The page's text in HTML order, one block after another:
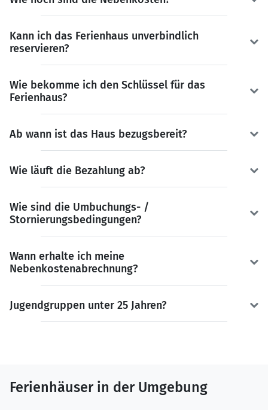
Kann ich das Ferienhaus unverbindlich
reservieren?
Wie bekomme ich den Schlüssel für das
Ferienhaus?
Ab wann ist das Haus bezugsbereit?
Wie läuft die Bezahlung ab?
Wie sind die Umbuchungs- /
Stornierungsbedingungen?
Wann erhalte ich meine
Nebenkostenabrechnung?
Jugendgruppen unter 25 Jahren?
Ferienhäuser in der Umgebung